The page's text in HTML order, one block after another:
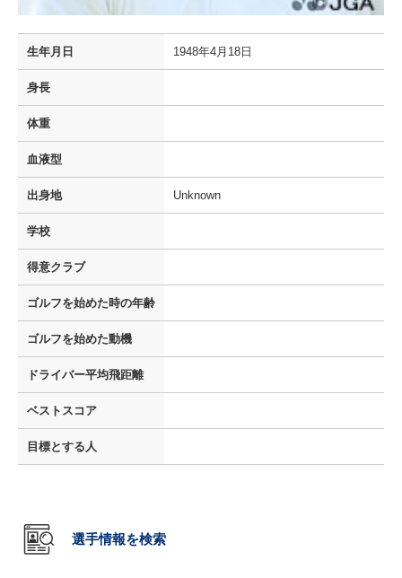
生年月日 1948年4月18日
身長
体重
血液型
出身地 Unknown
学校
得意クラブ
ゴルフを始めた時の年齢
ゴルフを始めた動機
ドライバー平均飛距離
ベストスコア
目標とする人
選手情報を検索